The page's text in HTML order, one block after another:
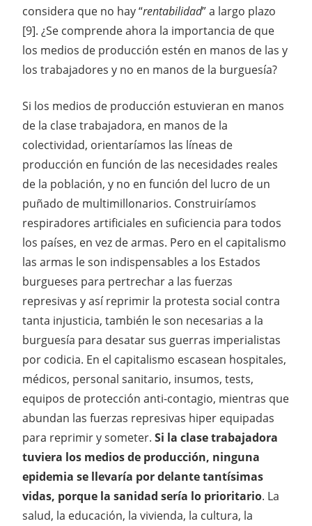
considera que no hay “rentabilidad” a largo plazo
[9]. ¿Se comprende ahora la importancia de que
los medios de producción estén en manos de las y
los trabajadores y no en manos de la burguesía?
Si los medios de producción estuvieran en manos
de la clase trabajadora, en manos de la
colectividad, orientaríamos las líneas de
producción en función de las necesidades reales
de la población, y no en función del lucro de un
puñado de multimillonarios. Construiríamos
respiradores artificiales en suficiencia para todos
los países, en vez de armas. Pero en el capitalismo
las armas le son indispensables a los Estados
burgueses para pertrechar a las fuerzas
represivas y así reprimir la protesta social contra
tanta injusticia, también le son necesarias a la
burguesía para desatar sus guerras imperialistas
por codicia. En el capitalismo escasean hospitales,
médicos, personal sanitario, insumos, tests,
equipos de protección anti-contagio, mientras que
abundan las fuerzas represivas hiper equipadas
para reprimir y someter. Si la clase trabajadora
tuviera los medios de producción, ninguna
epidemia se llevaría por delante tantísimas
vidas, porque la sanidad sería lo prioritario. La
salud, la educación, la vivienda, la cultura, la